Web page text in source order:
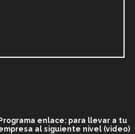
enlace: para llevar a tu
al siguiente nivel (video)